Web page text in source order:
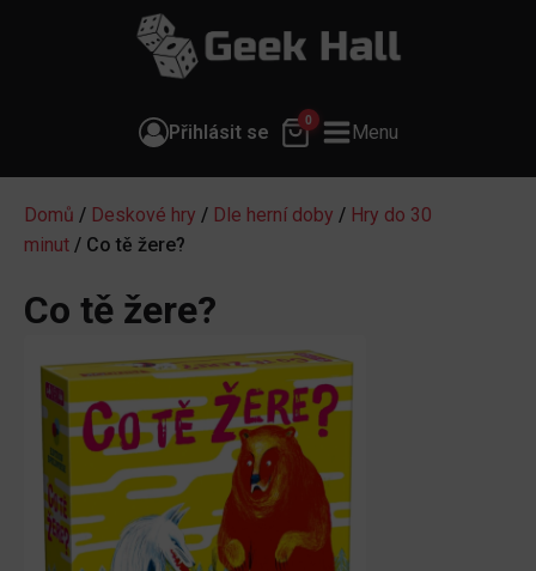
Přihlásit se
0
Menu
Domů / Deskové hry / Dle herní doby / Hry do 30
minut / Co tě žere?
Co tě žere?